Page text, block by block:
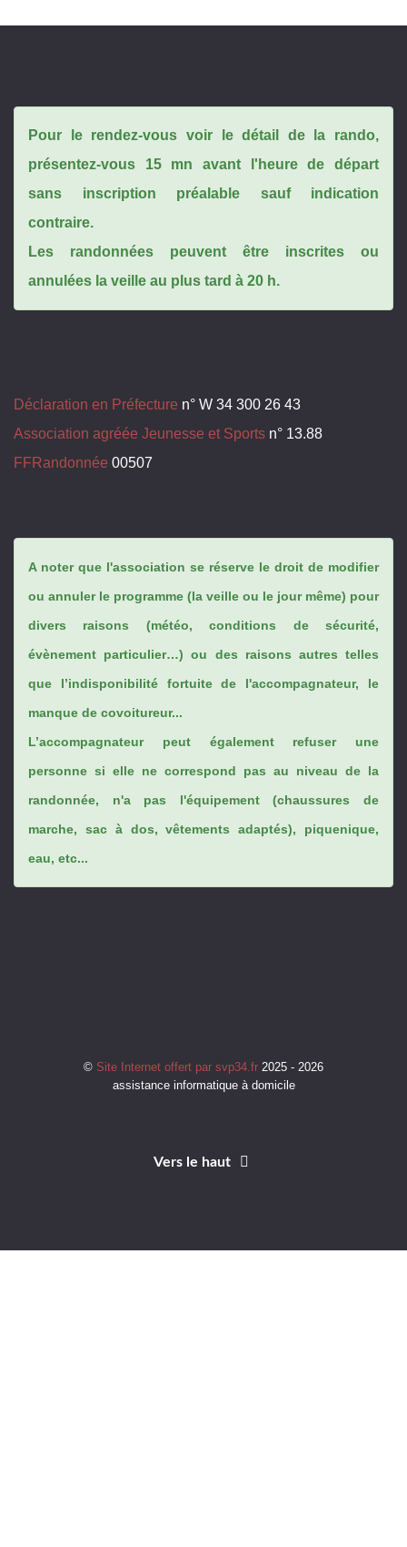
Pour le rendez-vous voir le détail de la rando,
présentez-vous 15 mn avant l'heure de départ
sans inscription préalable sauf indication
contraire.
Les randonnées peuvent être inscrites ou
annulées la veille au plus tard à 20 h.
Déclaration en Préfecture n° W 34 300 26 43
Association agréée Jeunesse et Sports n° 13.88
FFRandonnée 00507
A noter que l'association se réserve le droit de modifier
ou annuler le programme (la veille ou le jour même) pour
divers raisons (météo, conditions de sécurité,
évènement particulier…) ou des raisons autres telles
que l’indisponibilité fortuite de l'accompagnateur, le
manque de covoitureur...
L’accompagnateur peut également refuser une
personne si elle ne correspond pas au niveau de la
randonnée, n'a pas l'équipement (chaussures de
marche, sac à dos, vêtements adaptés), piquenique,
eau, etc...
© Site Internet offert par svp34.fr 2025 - 2026
assistance informatique à domicile
Vers le haut